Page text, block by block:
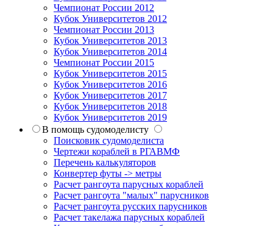
Чемпионат России 2012
Кубок Университетов 2012
Чемпионат России 2013
Кубок Университетов 2013
Кубок Университетов 2014
Чемпионат России 2015
Кубок Университетов 2015
Кубок Университетов 2016
Кубок Университетов 2017
Кубок Университетов 2018
Кубок Университетов 2019
В помощь судомоделисту
Поисковик судомоделиста
Чертежи кораблей в РГАВМФ
Перечень калькуляторов
Конвертер футы -> метры
Расчет рангоута парусных кораблей
Расчет рангоута "малых" парусников
Расчет рангоута русских парусников
Расчет такелажа парусных кораблей